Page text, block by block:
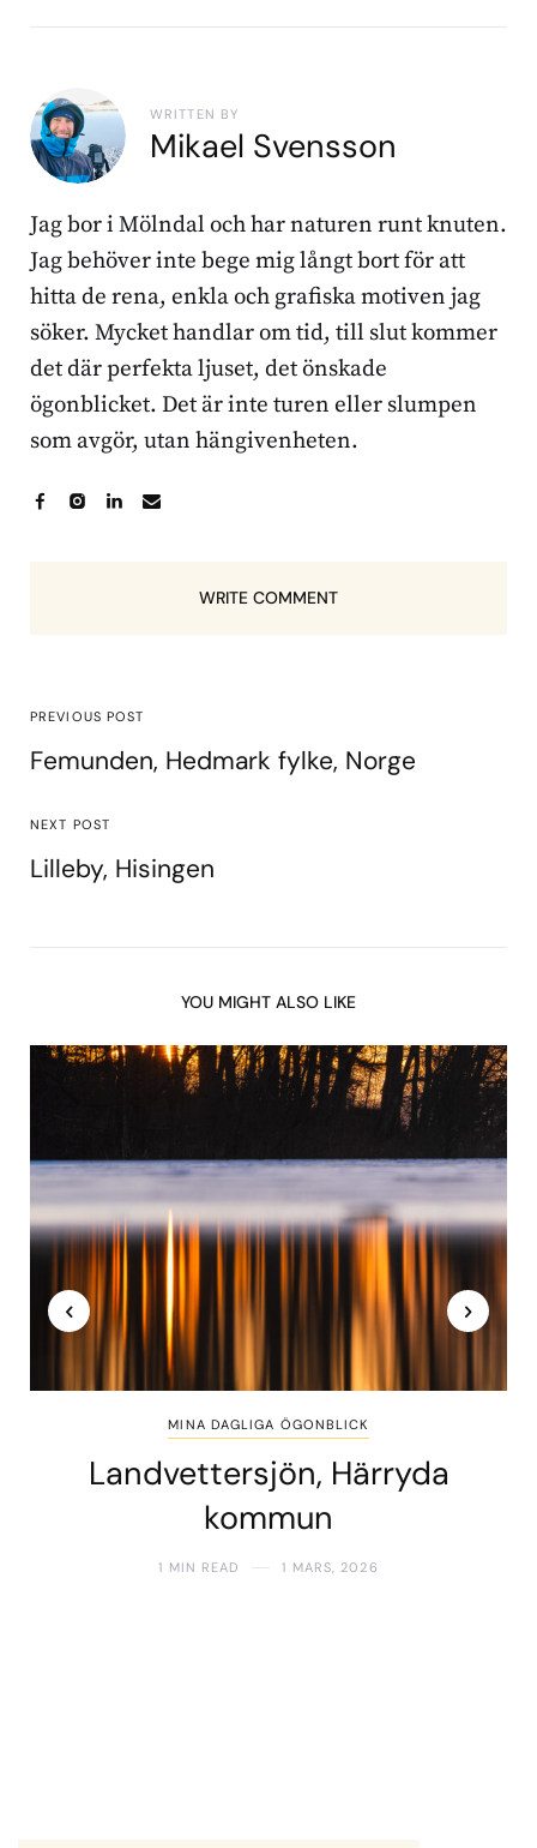
WRITTEN BY
Mikael Svensson
Jag bor i Mölndal och har naturen runt knuten.
Jag behöver inte bege mig långt bort för att
hitta de rena, enkla och grafiska motiven jag
söker. Mycket handlar om tid, till slut kommer
det där perfekta ljuset, det önskade
ögonblicket. Det är inte turen eller slumpen
som avgör, utan hängivenheten.
WRITE COMMENT
PREVIOUS POST
Femunden, Hedmark fylke, Norge
NEXT POST
Lilleby, Hisingen
YOU MIGHT ALSO LIKE
MINA DAGLIGA ÖGONBLICK
Landvettersjön, Härryda
kommun
1 MIN READ 1 MARS, 2026